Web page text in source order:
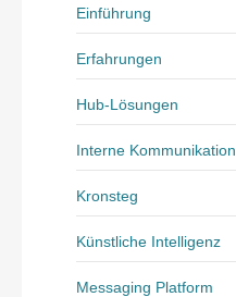
Einführung
Erfahrungen
Hub-Lösungen
Interne Kommunikation
Kronsteg
Künstliche Intelligenz
Messaging Platform